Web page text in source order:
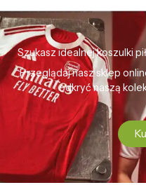
Szukasz idealnej koszulki
Przeglądaj nasz sklep
odkryć naszą